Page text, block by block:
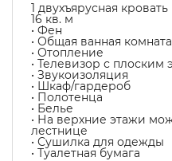
1 двухъярусная кровать
16 кв. м
• Фен
• Общая ванная комната
• Отопление
• Телевизор с плоским
• Звукоизоляция
• Шкаф/гардероб
• Полотенца
• Белье
• На верхние этажи
лестнице
• Сушилка для одежды
• Туалетная бумага